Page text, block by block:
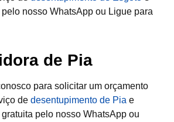
nosso WhatsApp ou Ligue para
de Pia
para solicitar um orçamento
de desentupimento de Pia e
pelo nosso WhatsApp ou